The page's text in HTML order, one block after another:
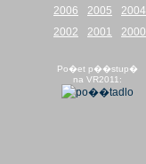
2006
2005 2004
2002
2001 2000
Po�et p��stup�
na VR2011: